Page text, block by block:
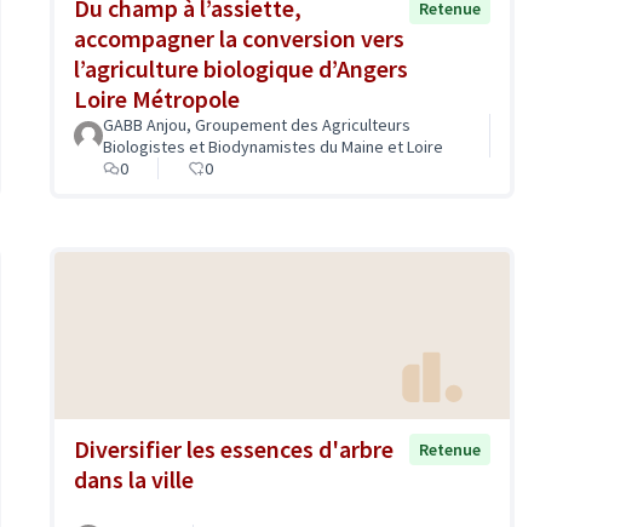
Du champ à l’assiette,
accompagner la conversion vers
l’agriculture biologique d’Angers
Loire Métropole
Retenue
GABB Anjou, Groupement des Agriculteurs
Biologistes et Biodynamistes du Maine et Loire
0
0
Diversifier les essences d'arbre
dans la ville
Retenue